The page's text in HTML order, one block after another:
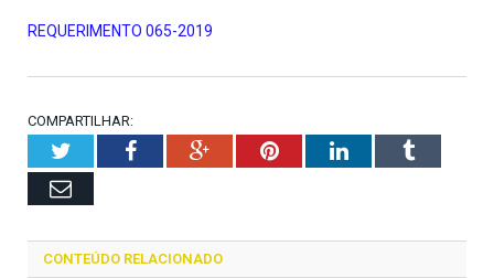
REQUERIMENTO 065-2019
COMPARTILHAR:
TwitterFacebookGoogle+PinterestLinkedInTumblr
Email
CONTEÚDO RELACIONADO